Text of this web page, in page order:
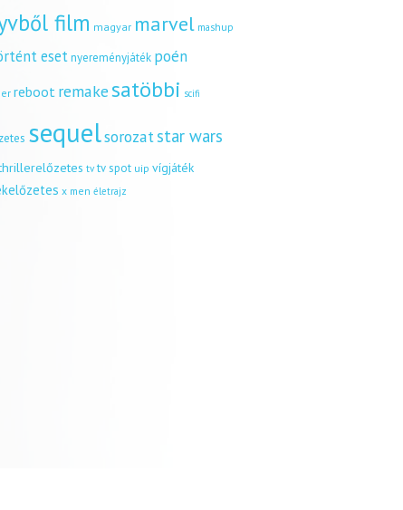
film magyar marvel mashup
esetnyereményjáték poén
reboot remakesatöbbi scifi
sequelsorozatstar wars
tv tv spot uip vígjáték
x men életrajz